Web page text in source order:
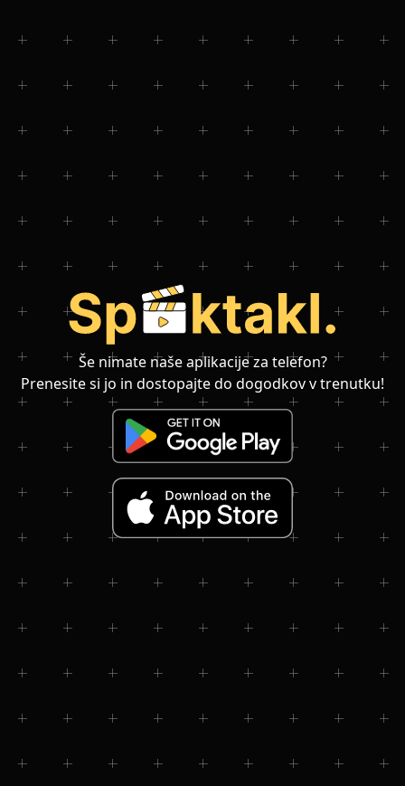
Še nimate naše aplikacije za telefon?
Prenesite si jo in dostopajte do dogodkov v trenutku!